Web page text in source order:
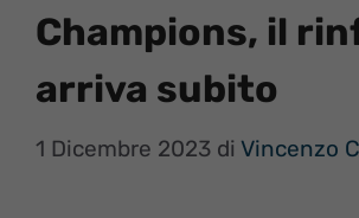
Champions, il
arriva subito
1 Dicembre 2023 di Vincenzo